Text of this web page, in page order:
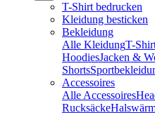
T-Shirt bedrucken
Kleidung besticken
Bekleidung
Alle KleidungT-
HoodiesJacken &
Shorts
Accessoires
Alle Accessoires
Rucksäcke